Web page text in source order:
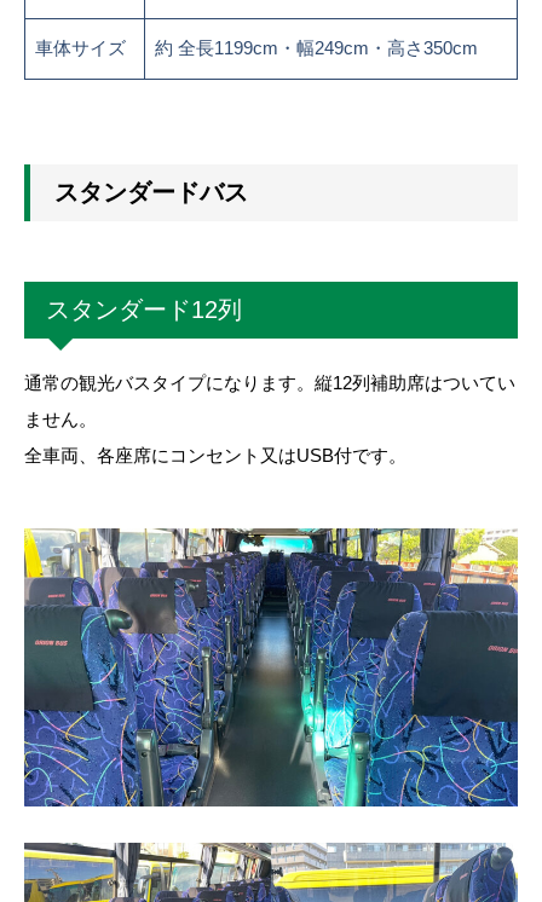
車体サイズ 約 全長1199cm・幅249cm・高さ350cm
スタンダードバス
スタンダード12列
通常の観光バスタイプになります。縦12列補助席はついてい
ません。
全車両、各座席にコンセント又はUSB付です。